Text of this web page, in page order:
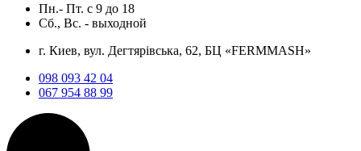
Пн.- Пт. с 9 до 18
Сб., Вс. - выходной
г. Киев, вул. Дегтярівська, 62, БЦ «FERMMASH»
098 093 42 04
067 954 88 99